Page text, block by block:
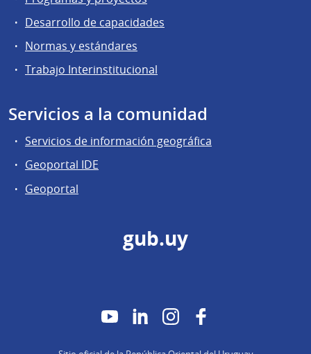
Desarrollo de capacidades
Normas y estándares
Trabajo Interinstitucional
Servicios a la comunidad
Servicios de información geográfica
Geoportal IDE
Geoportal
gub.uy
YouTubeLinkedInInstagram